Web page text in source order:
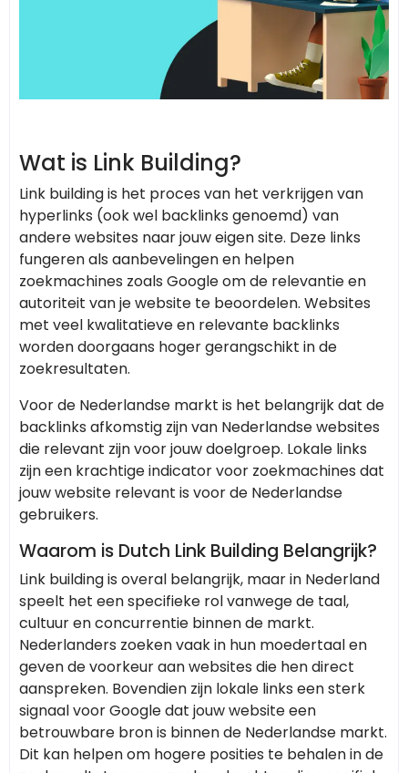
Wat is Link Building?
Link building is het proces van het verkrijgen van
hyperlinks (ook wel backlinks genoemd) van
andere websites naar jouw eigen site. Deze links
fungeren als aanbevelingen en helpen
zoekmachines zoals Google om de relevantie en
autoriteit van je website te beoordelen. Websites
met veel kwalitatieve en relevante backlinks
worden doorgaans hoger gerangschikt in de
zoekresultaten.
Voor de Nederlandse markt is het belangrijk dat de
backlinks afkomstig zijn van Nederlandse websites
die relevant zijn voor jouw doelgroep. Lokale links
zijn een krachtige indicator voor zoekmachines dat
jouw website relevant is voor de Nederlandse
gebruikers.
Waarom is Dutch Link Building Belangrijk?
Link building is overal belangrijk, maar in Nederland
speelt het een specifieke rol vanwege de taal,
cultuur en concurrentie binnen de markt.
Nederlanders zoeken vaak in hun moedertaal en
geven de voorkeur aan websites die hen direct
aanspreken. Bovendien zijn lokale links een sterk
signaal voor Google dat jouw website een
betrouwbare bron is binnen de Nederlandse markt.
Dit kan helpen om hogere posities te behalen in de